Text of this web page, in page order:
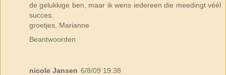
de gelukkige ben, maar ik wens iedereen die meedingt véél
succes.
groetjes, Marianne
Beantwoorden
nicole Jansen 6/8/09 19:38